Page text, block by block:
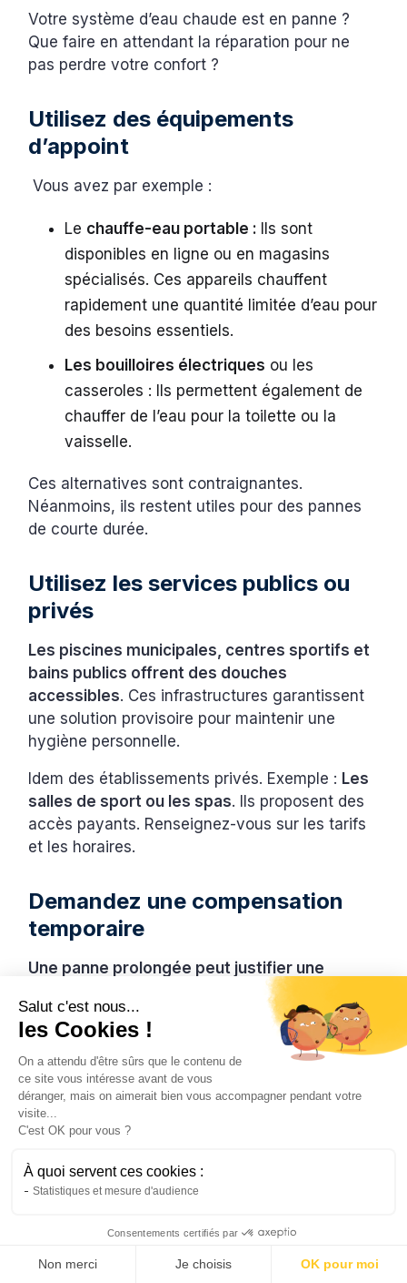
Votre système d’eau chaude est en panne ?
Que faire en attendant la réparation pour ne
pas perdre votre confort ?
Utilisez des équipements
d’appoint
Vous avez par exemple :
Le chauffe-eau portable :
Ils sont
disponibles en ligne ou en magasins
spécialisés. Ces appareils chauffent
rapidement une quantité limitée d’eau pour
des besoins essentiels.
Les bouilloires électriques ou les
casseroles : Ils permettent également de
chauffer de l’eau pour la toilette ou la
vaisselle.
Ces alternatives sont contraignantes.
Néanmoins, ils restent utiles pour des pannes
de courte durée.
Utilisez les services publics ou
privés
Les piscines municipales, centres sportifs et
bains publics offrent des douches
accessibles. Ces infrastructures garantissent
une solution provisoire pour maintenir une
hygiène personnelle.
Idem des établissements privés. Exemple : Les
salles de sport ou les spas. Ils proposent des
accès payants. Renseignez-vous sur les tarifs
et les horaires.
Demandez une compensation
temporaire
Une panne prolongée peut justifier une
Ce droit est applicable si
l’absence d’eau chaude affecte la décence du
logement. Adressez une demande écrite au
propriétaire. Détaillez l’impact sur votre
quotidien.
Le propriétaire peut également financer une
solution temporaire
hôtel ou la location d’un équipement d’appoint.
Ces mesures doivent être discutées
situation dépasse les délais légaux où un
locataire peut rester sans chauffage ou eau
Salut c'est nous...
les Cookies !
On a attendu d'être sûrs que le contenu de
ce site vous intéresse avant de vous
déranger, mais on aimerait bien vous accompagner pendant votre
visite...
C'est OK pour vous ?
À quoi servent ces cookies :
Statistiques et mesure d'audience
Consentements certifiés par
Non merci Je choisis OK pour moi